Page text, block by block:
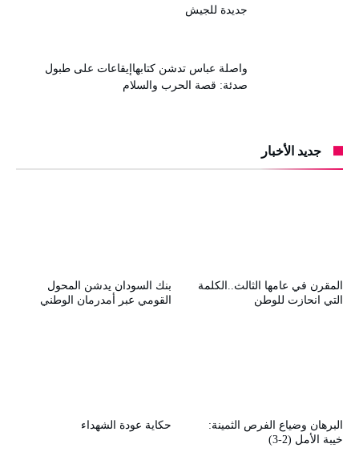
جديدة للجيش
واصلة عباس تدشن كتابهاإيقاعات على طبول
صدئة: قصة الحرب والسلام
جديد الأخبار
بنك السودان يدشن المحول
القومي عبر أمدرمان الوطني
المقرن في عامها الثالث..الكلمة
التي انحازت للوطن
حكاية عودة الشهداء
البرهان وضياع الفرص الثمينة:
خيبة الأمل (2-3)